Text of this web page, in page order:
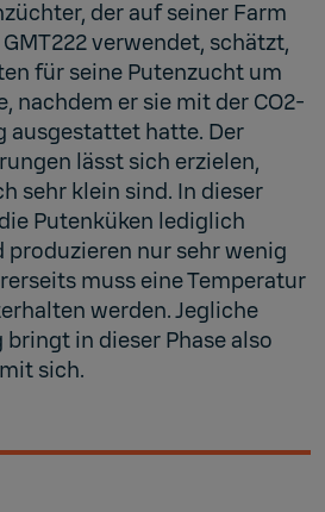
der auf seiner Farm
verwendet, schätzt,
für seine Putenzucht um
nachdem er sie mit der CO2-
ausgestattet hatte. Der
lässt sich erzielen,
sehr klein sind. In dieser
Putenküken lediglich
produzieren nur sehr wenig
muss eine Temperatur
werden. Jegliche
in dieser Phase also
sich.